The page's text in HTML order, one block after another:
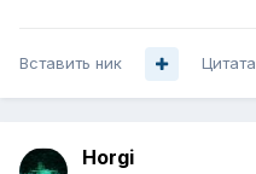
Вставить ник Цитата
Horgi